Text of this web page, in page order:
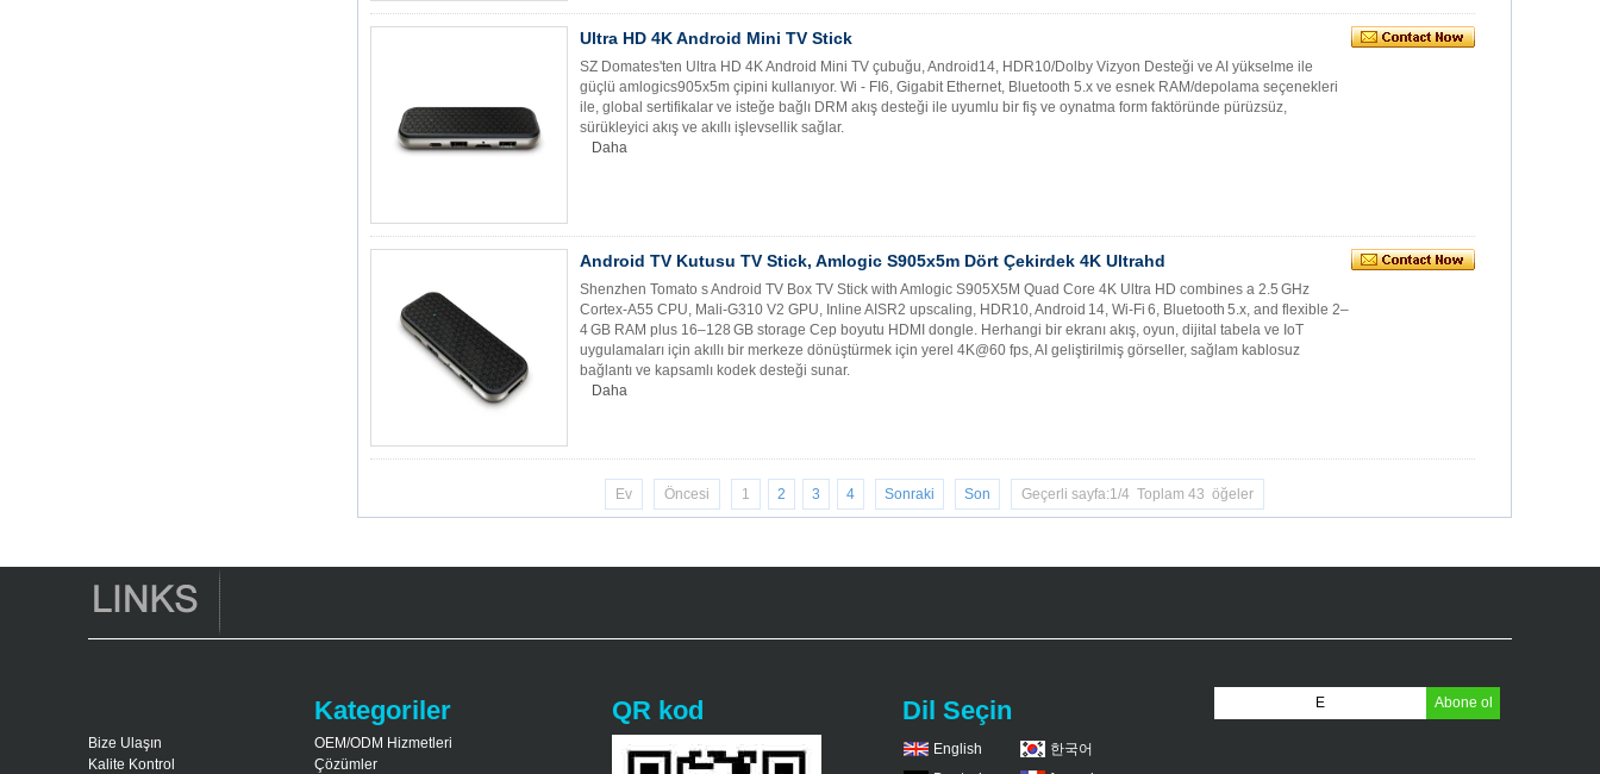
Android 6.0 OS
Amlogic S905X TV
Kutusu Dört
Çekirdek Ott TV
Ultra HD 4K Android Mini TV Stick
SZ Domates'ten Ultra HD 4K Android Mini TV çubuğu, Android14, HDR10/Dolby Vizyon Desteği ve AI yükselme ile
güçlü amlogics905x5m çipini kullanıyor. Wi - FI6, Gigabit Ethernet, Bluetooth 5.x ve esnek RAM/depolama seçenekleri
ile, global sertifikalar ve isteğe bağlı DRM akış desteği ile uyumlu bir fiş ve oynatma form faktöründe pürüzsüz,
sürükleyici akış ve akıllı işlevsellik sağlar.
Daha
Android TV Kutusu TV Stick, Amlogic S905x5m Dört Çekirdek 4K Ultrahd
Shenzhen Tomato s Android TV Box TV Stick with Amlogic S905X5M Quad Core 4K Ultra HD combines a 2.5 GHz
Cortex‑A55 CPU, Mali‑G310 V2 GPU, Inline AISR2 upscaling, HDR10, Android 14, Wi‑Fi 6, Bluetooth 5.x, and flexible 2–
4 GB RAM plus 16–128 GB storage Cep boyutu HDMI dongle. Herhangi bir ekranı akış, oyun, dijital tabela ve IoT
uygulamaları için akıllı bir merkeze dönüştürmek için yerel 4K@60 fps, AI geliştirilmiş görseller, sağlam kablosuz
bağlantı ve kapsamlı kodek desteği sunar.
Daha
Ev Öncesi 1 2 3 4 Sonraki Son Geçerli sayfa:1/4 Toplam 43 öğeler
Bize Ulaşın
Kalite Kontrol
Kategoriler
OEM/ODM Hizmetleri
Çözümler
QR kod Dil Seçin
English
한국어